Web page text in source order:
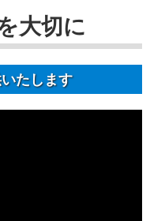
⼤切に
たします